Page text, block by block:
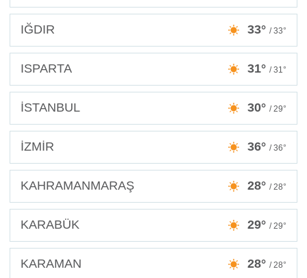
IĞDIR 33° / 33°
ISPARTA 31° / 31°
İSTANBUL 30° / 29°
İZMİR 36° / 36°
KAHRAMANMARAŞ 28° / 28°
KARABÜK 29° / 29°
KARAMAN 28° / 28°